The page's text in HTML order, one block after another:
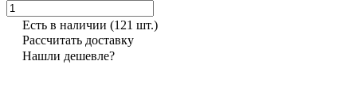
Есть в наличии (121 шт.)
Рассчитать доставку
Нашли дешевле?